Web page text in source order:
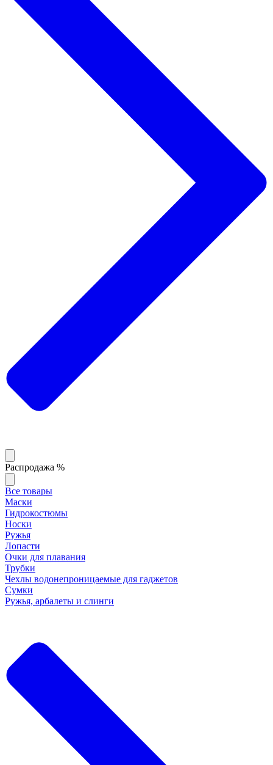
Распродажа %
Все товары
Маски
Гидрокостюмы
Носки
Ружья
Лопасти
Очки для плавания
Трубки
Чехлы водонепроницаемые для гаджетов
Сумки
Ружья, арбалеты и слинги